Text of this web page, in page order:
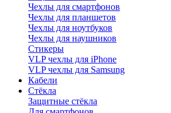
Чехлы для смартфонов
Чехлы для планшетов
Чехлы для ноутбуков
Чехлы для наушников
Стикеры
VLP чехлы для iPhone
VLP чехлы для Samsung
Кабели
Стёкла
Защитные стёкла